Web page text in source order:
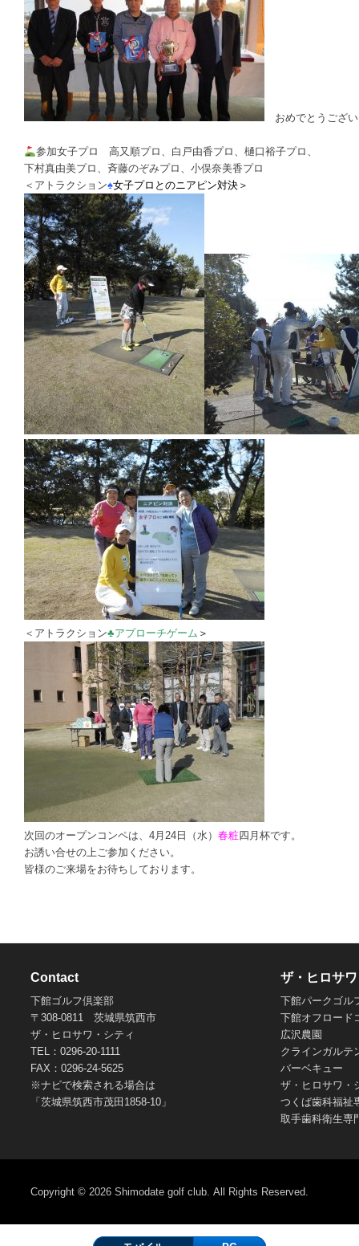
おめでとうござ
参加女子プロ 高又順プロ、白戸由香プロ、樋口裕子プロ、
下村真由美プロ、斉藤のぞみプロ、小俣奈美香プロ
＜アトラクション♠女子プロとのニアピン対決＞
＜アトラクション♣アプローチゲーム ＞
次回のオープンコンペは、4月24日（水） 春粧四月杯です。
お誘い合せの上ご参加ください。
皆様のご来場をお待ちしております。
Contact
下館ゴルフ倶楽部
〒308-0811 茨城県筑西市
ザ・ヒロサワ・シティ
TEL：0296-20-1111
FAX：0296-24-5625
※ナビで検索される場合は
「茨城県筑西市茂田1858-10」
ザ・ヒロサ
下館パークゴル
下館オフロード
広沢農園
クラインガルテ
バーベキュー
ザ・ヒロサワ・
つくば歯科福祉
取手歯科衛生専
Copyright © 2026 Shimodate golf club. All Rights Reserved.